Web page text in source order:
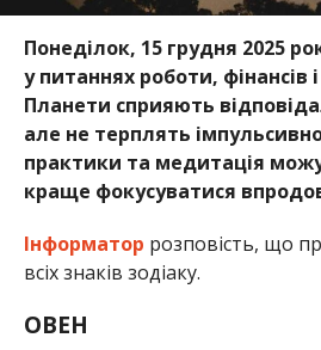
Понеділок, 15 грудня 2025
у питаннях роботи, фінансів і
Планети сприяють
але не терплять
практики та медитація
краще фокусуватися
Інформатор розповість, що
всіх знаків зодіаку.
ОВЕН